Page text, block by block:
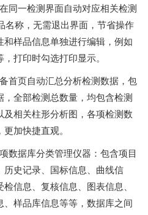
一检测界面自动对应相关检测
称，无需退出界面，节省操作
样品信息单独进行编辑，例如
打印时勾选打印显示。
页自动汇总分析检测数据，包
全部检测总数量，均包含检测
相关柱形分析图，各项检测数
加快捷直观。
据库分类管理仪器：包含项目
史记录、国标信息、曲线信
信息、复核信息、图表信息、
样品库信息等等，数据库之间